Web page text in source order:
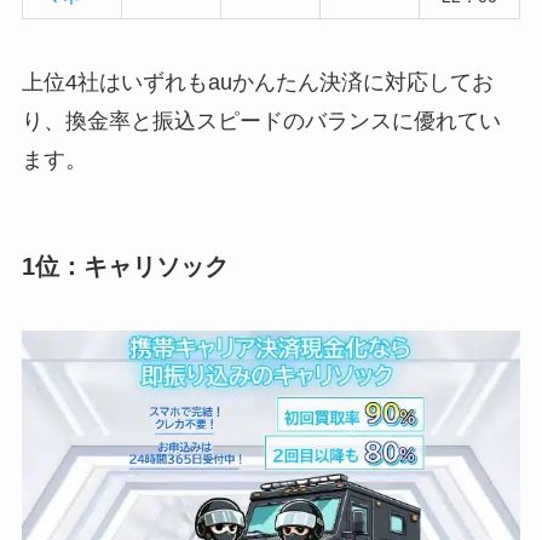
上位4社はいずれもauかんたん決済に対応してお
り、換金率と振込スピードのバランスに優れてい
ます。
1位：キャリソック